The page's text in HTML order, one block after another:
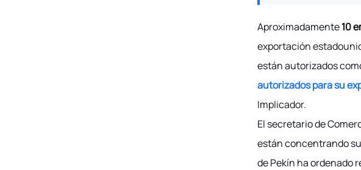
Aproximadamente10
exportación
están autorizados
autorizados para su
Implicador.
El secretario de
están concentrando
de Pekín ha ordenado